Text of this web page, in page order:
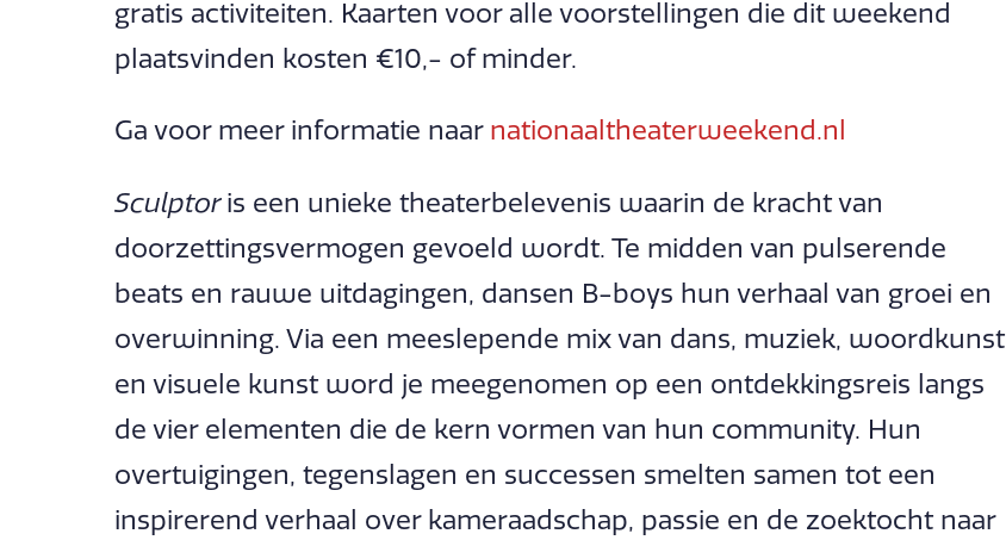
gratis activiteiten. Kaarten voor alle voorstellingen die dit weekend
plaatsvinden kosten €10,- of minder.
Ga voor meer informatie naar nationaaltheaterweekend.nl
Sculptoris een unieke theaterbelevenis waarin de kracht van
doorzettingsvermogen gevoeld wordt. Te midden van pulserende
beats en rauwe uitdagingen, dansen B-boys hun verhaal van groei en
overwinning. Via een meeslepende mix van dans, muziek, woordkunst
en visuele kunst word je meegenomen op een ontdekkingsreis langs
de vier elementen die de kern vormen van hun community. Hun
overtuigingen, tegenslagen en successen smelten samen tot een
inspirerend verhaal over kameraadschap, passie en de zoektocht naar